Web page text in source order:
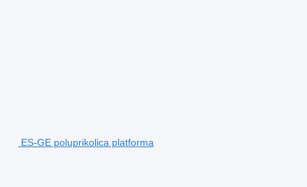
ES-GE poluprikolica platforma